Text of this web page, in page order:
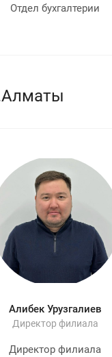
Отдел бухгалтерии
Алибек Урузгалиев
Директор филиала
Директор филиала